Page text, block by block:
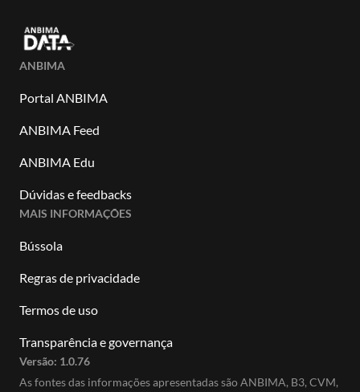
ANBIMA
Portal ANBIMA
ANBIMA Feed
ANBIMA Edu
Dúvidas e feedbacks
MAIS INFORMAÇÕES
Bússola
Regras de privacidade
Termos de uso
Transparência e governança
Versão: 1.0.76
As fontes das informações apresentadas são ANBIMA, B3, CVM,